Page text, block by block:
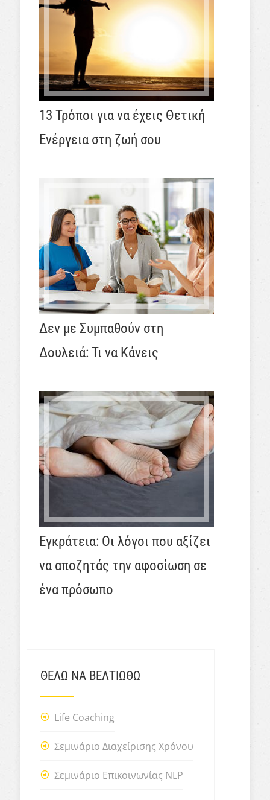
13 Τρόποι για να έχεις Θετική
Ενέργεια στη ζωή σου
Δεν με Συμπαθούν στη
Δουλειά: Τι να Κάνεις
Εγκράτεια: Οι λόγοι που αξίζει
να αποζητάς την αφοσίωση σε
ένα πρόσωπο
ΘΕΛΩ ΝΑ ΒΕΛΤΙΩΘΩ
Life Coaching
Σεμινάριο Διαχείρισης Χρόνου
Σεμινάριο Επικοινωνίας NLP